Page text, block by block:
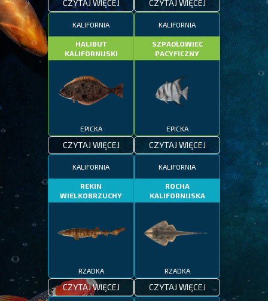
CZYTAJ WIĘCEJ CZYTAJ WIĘCEJ
KALIFORNIA
HALIBUT
KALIFORNIJSKI
EPICKA
CZYTAJ WIĘCEJ
KALIFORNIA
SZPADŁOWIEC
PACYFICZNY
EPICKA
CZYTAJ WIĘCEJ
KALIFORNIA
REKIN
WIELKOBRZUCHY
RZADKA
CZYTAJ WIĘCEJ
KALIFORNIA
ROCHA
KALIFORNIJSKA
RZADKA
CZYTAJ WIĘCEJ